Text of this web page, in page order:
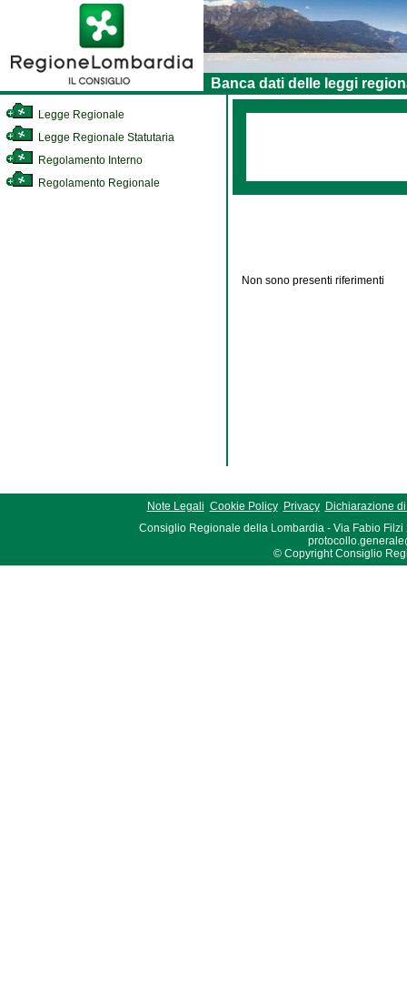
Banca dati delle leggi
Legge Regionale
Legge Regionale Statutaria
Regolamento Interno
Regolamento Regionale
Non sono presenti riferimenti
Note Legali Cookie Policy Privacy
Dichiarazione
Consiglio Regionale della Lombardia - Via Fabio Filzi
© Copyright Consiglio